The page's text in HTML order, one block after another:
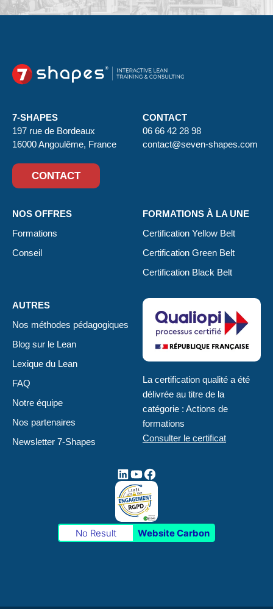
7-SHAPES
197 rue de Bordeaux
16000 Angoulême, France
CONTACT
06 66 42 28 98
contact@seven-shapes.com
CONTACT
NOS OFFRES
Formations
Conseil
FORMATIONS À LA UNE
Certification Yellow Belt
Certification Green Belt
Certification Black Belt
AUTRES
Nos méthodes pédagogiques
Blog sur le Lean
Lexique du Lean
FAQ
Notre équipe
Nos partenaires
Newsletter 7-Shapes
La certification qualité a été
délivrée au titre de la
catégorie : Actions de
formations
Consulter le certificat
No Result Website Carbon